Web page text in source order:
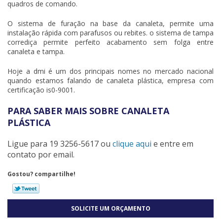
quadros de comando.
O sistema de furação na base da canaleta, permite uma
instalação rápida com parafusos ou rebites. o sistema de tampa
corrediça permite perfeito acabamento sem folga entre
canaleta e tampa.
Hoje a dmi é um dos principais nomes no mercado nacional
quando estamos falando decanaleta plástica, empresa com
certificação is0-9001.
PARA SABER MAIS SOBRE CANALETA
PLÁSTICA
Ligue para 19 3256-5617ou clique aqui e entre em
contato por email.
Gostou? compartilhe!
SOLICITE UM ORÇAMENTO